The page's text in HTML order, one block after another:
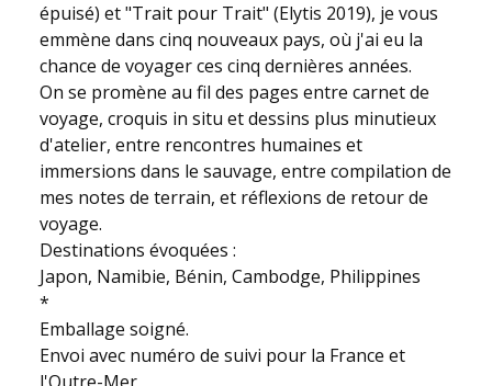
épuisé) et "Trait pour Trait" (Elytis 2019), je vous
emmène dans cinq nouveaux pays, où j'ai eu la
chance de voyager ces cinq dernières années.
On se promène au fil des pages entre carnet de
voyage, croquis in situ et dessins plus minutieux
d'atelier, entre rencontres humaines et
immersions dans le sauvage, entre compilation de
mes notes de terrain, et réflexions de retour de
voyage.
Destinations évoquées :
Japon, Namibie, Bénin, Cambodge, Philippines
*
Emballage soigné.
Envoi avec numéro de suivi pour la France et